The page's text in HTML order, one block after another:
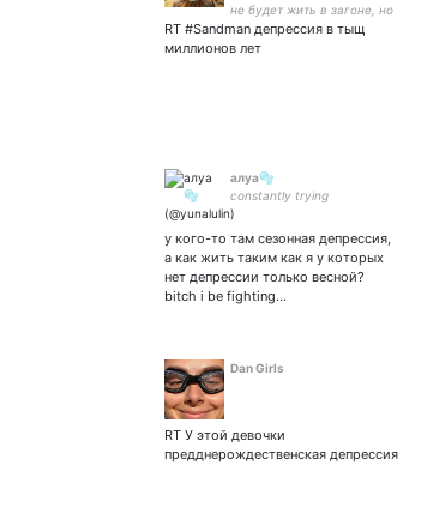
не будет жить в загоне, но
загоны всегда будут жить
в волке
RT #Sandman депрессия в тыщ
миллионов лет
алуа🫧
constantly trying
у кого-то там сезонная депрессия,
а как жить таким как я у которых
нет депрессии только весной?
bitch i be fighting…
Dan Girls
RT У этой девочки
предднерождественская депрессия